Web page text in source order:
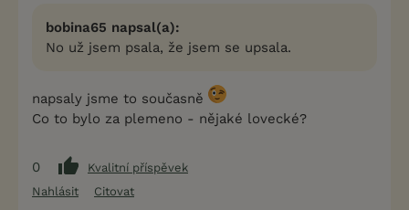
bobina65 napsal(a):
No už jsem psala, že jsem se upsala.
napsaly jsme to současně
Co to bylo za plemeno - nějaké lovecké?
0
Kvalitní příspěvek
Nahlásit
Citovat